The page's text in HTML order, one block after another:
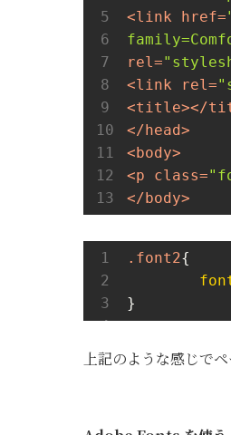
<link href=
rel =
<link rel =
<title></
</head>
<body>
<p class=
</body>
.font2{
}
上記のような感じで